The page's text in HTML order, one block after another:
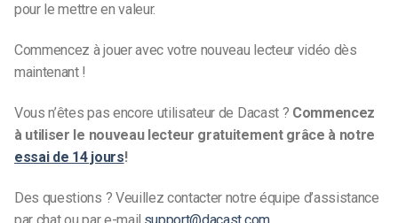
pour le mettre en valeur.
Commencez à jouer avec votre nouveau lecteur vidéo dès
maintenant !
Vous n’êtes pas encore utilisateur de Dacast ? Commencez
à utiliser le nouveau lecteur gratuitement grâce à notre
essai de 14 jours!
Des questions ? Veuillez contacter notre équipe d’assistance